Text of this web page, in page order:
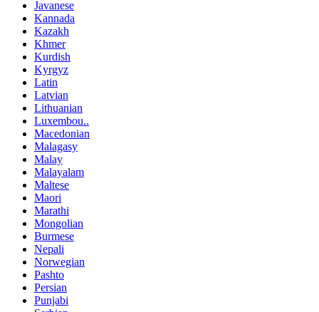
Javanese
Kannada
Kazakh
Khmer
Kurdish
Kyrgyz
Latin
Latvian
Lithuanian
Luxembou..
Macedonian
Malagasy
Malay
Malayalam
Maltese
Maori
Marathi
Mongolian
Burmese
Nepali
Norwegian
Pashto
Persian
Punjabi